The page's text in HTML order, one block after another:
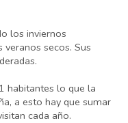
los inviernos
secos. Sus
habitantes lo que la
a esto hay que sumar
cada año.